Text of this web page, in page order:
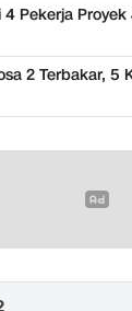
Pekerja
2 Terbakar, 5